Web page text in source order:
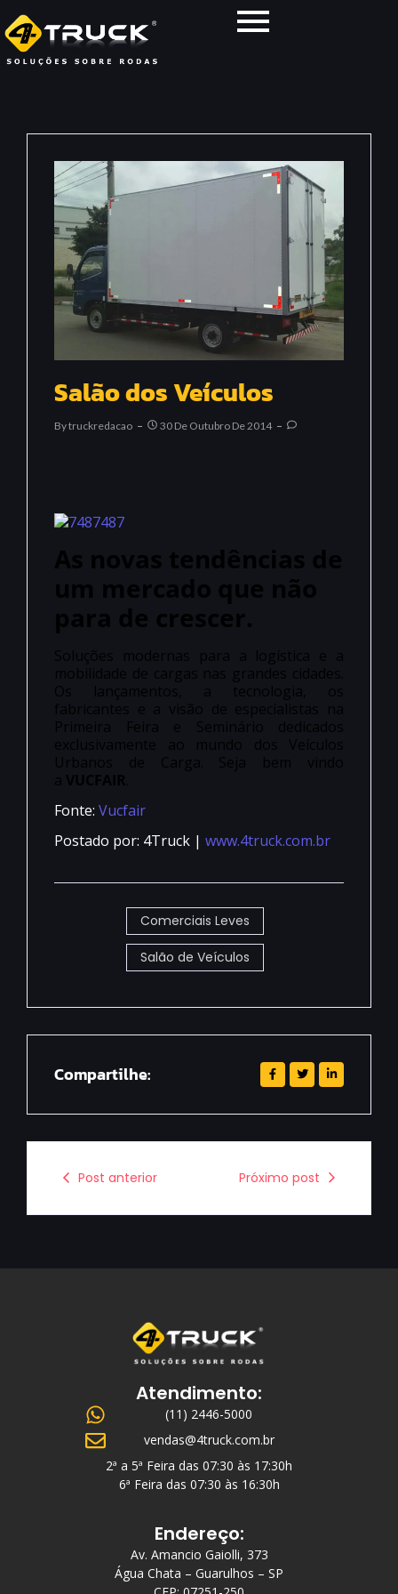
Salão dos Veículos
ByTruckredacao 30 De Outubro De 2014
As novas tendências de
um mercado que não
para de crescer.
Soluções modernas para a logística e a
mobilidade de cargas nas grandes cidades.
Os lançamentos, a tecnologia, os
fabricantes e a visão de especialistas na
Primeira Feira e Seminário dedicados
exclusivamente ao mundo dos Veículos
Urbanos de Carga. Seja bem vindo
a VUCFAIR.
Fonte: Vucfair
Postado por: 4Truck | www.4truck.com.br
Comerciais Leves
Salão de Veículos
Compartilhe:
Post anterior Próximo post
Atendimento:
(11) 2446-5000
vendas@4truck.com.br
2ª a 5ª Feira das 07:30 às 17:30h
6ª Feira das 07:30 às 16:30h
Endereço:
Av. Amancio Gaiolli, 373
Água Chata – Guarulhos – SP